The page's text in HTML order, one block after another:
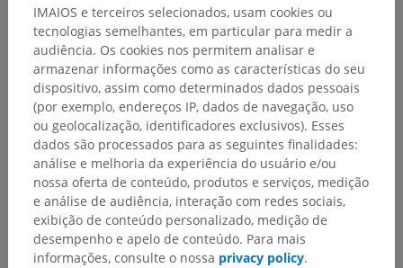
Hierarquia anatômica
Anatomia humana 1
IMAIOS e terceiros selecionados, usam cookies ou
tecnologias semelhantes, em particular para medir a
audiência. Os cookies nos permitem analisar e
armazenar informações como as características do seu
dispositivo, assim como determinados dados pessoais
(por exemplo, endereços IP, dados de navegação, uso
ou geolocalização, identificadores exclusivos). Esses
dados são processados para as seguintes finalidades:
análise e melhoria da experiência do usuário e/ou
nossa oferta de conteúdo, produtos e serviços, medição
e análise de audiência, interação com redes sociais,
exibição de conteúdo personalizado, medição de
desempenho e apelo de conteúdo. Para mais
informações, consulte o nossa privacy policy.